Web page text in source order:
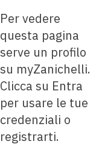
Per vedere
questa pagina
serve un profilo
su myZanichelli.
Clicca su Entra
per usare le tue
credenziali o
registrarti.